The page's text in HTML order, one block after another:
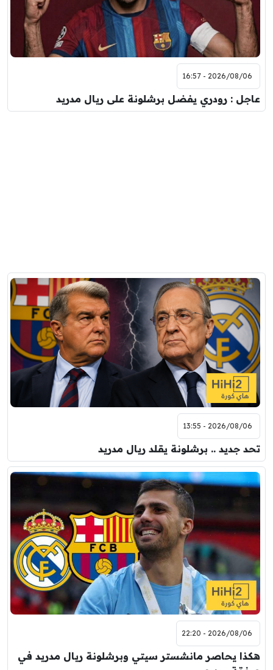
2026/08/06 - 16:57
عاجل : رودري يفضل برشلونة على ريال مدريد
2026/08/06 - 13:55
تحد جديد .. برشلونة يقلد ريال مدريد
2026/08/06 - 22:20
هكذا يحاصر مانشستر سيتي وبرشلونة ريال مدريد في